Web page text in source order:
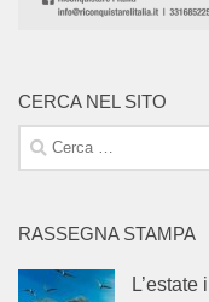
CERCA NEL SITO
Ricerca
per:
RASSEGNA STAMPA